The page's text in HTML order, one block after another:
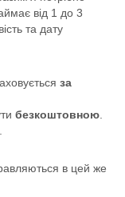
від 1 до 3
та дату
за
безкоштовною
в цей же